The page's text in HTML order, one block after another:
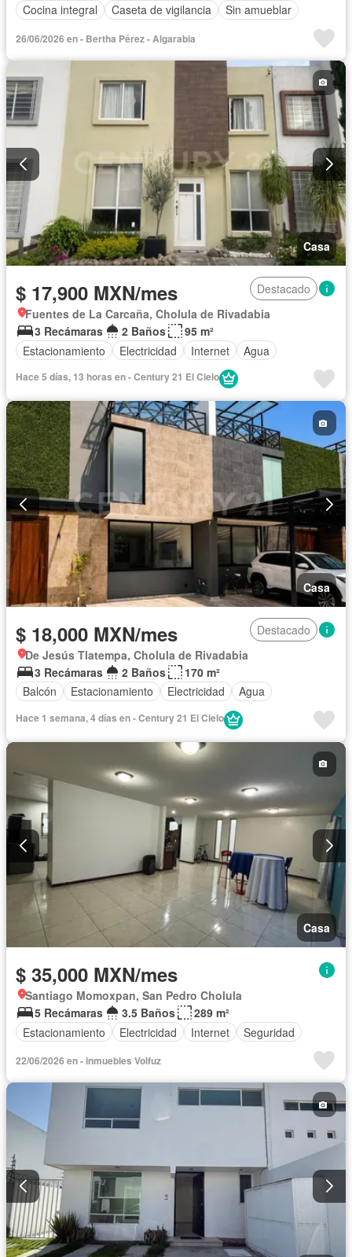
Cocina integral Caseta de vigilancia Sin amueblar
26/06/2026 en - Bertha Pérez - Algarabia
Casa
$ 17,900 MXN/mes
Destacado
Fuentes de La Carcaña, Cholula de Rivadabia
3 Recámaras
2 Baños
95 m²
Estacionamiento
Electricidad Internet Agua
Hace 5 días, 13 horas en - Century 21 El Cielo
Casa
$ 18,000 MXN/mes
Destacado
De Jesús Tlatempa, Cholula de Rivadabia
3 Recámaras
2 Baños
170 m²
Balcón
Estacionamiento Electricidad Agua
Hace 1 semana, 4 días en - Century 21 El Cielo
Casa
$ 35,000 MXN/mes
Santiago Momoxpan, San Pedro Cholula
5 Recámaras
3.5 Baños
289 m²
Estacionamiento
Electricidad Internet Seguridad
22/06/2026 en - inmuebles Volfuz